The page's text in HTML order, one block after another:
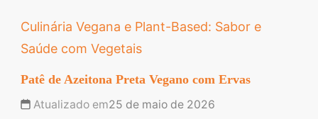
Culinária Vegana e Plant-Based: Sabor e
Saúde com Vegetais
Patê de Azeitona Preta Vegano com Ervas
Atualizado em25 de maio de 2026